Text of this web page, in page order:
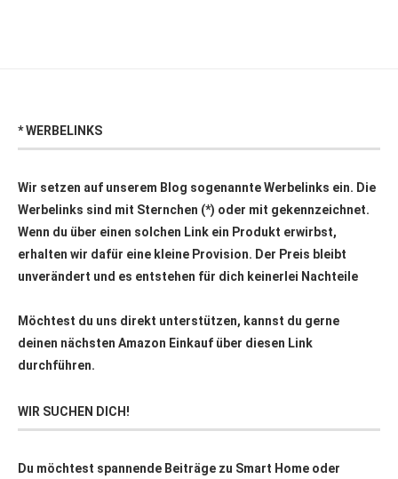
* WERBELINKS
Wir setzen auf unserem Blog sogenannte Werbelinks ein. Die
Werbelinks sind mit Sternchen (*) oder mit gekennzeichnet.
Wenn du über einen solchen Link ein Produkt erwirbst,
erhalten wir dafür eine kleine Provision. Der Preis bleibt
unverändert und es entstehen für dich keinerlei Nachteile
Möchtest du uns direkt unterstützen, kannst du gerne
deinen nächsten Amazon Einkauf über diesen Link
durchführen.
WIR SUCHEN DICH!
Du möchtest spannende Beiträge zu Smart Home oder